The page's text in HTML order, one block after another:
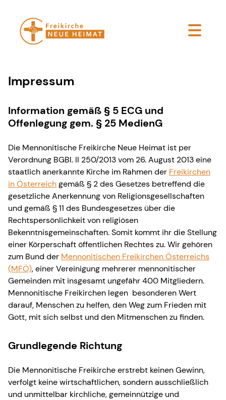
Impressum
Information gemäß § 5 ECG und
Offenlegung gem. § 25 MedienG
Die Mennonitische Freikirche Neue Heimat ist per
Verordnung BGBl. II 250/2013 vom 26. August 2013 eine
staatlich anerkannte Kirche im Rahmen der Freikirchen
in Österreichgemäß § 2 des Gesetzes betreffend die
gesetzliche Anerkennung von Religionsgesellschaften
und gemäß § 11 des Bundesgesetzes über die
Rechtspersönlichkeit von religiösen
Bekenntnisgemeinschaften. Somit kommt ihr die Stellung
einer Körperschaft öffentlichen Rechtes zu. Wir gehören
zum Bund der Mennonitischen Freikirchen Österreichs
(MFÖ), einer Vereinigung mehrerer mennonitischer
Gemeinden mit insgesamt ungefähr 400 Mitgliedern.
Mennonitische Freikirchen legen besonderen Wert
darauf, Menschen zu helfen, den Weg zum Frieden mit
Gott, mit sich selbst und den Mitmenschen zu finden.
Grundlegende Richtung
Die Mennonitische Freikirche erstrebt keinen Gewinn,
verfolgt keine wirtschaftlichen, sondern ausschließlich
und unmittelbar kirchliche, gemeinnützige und